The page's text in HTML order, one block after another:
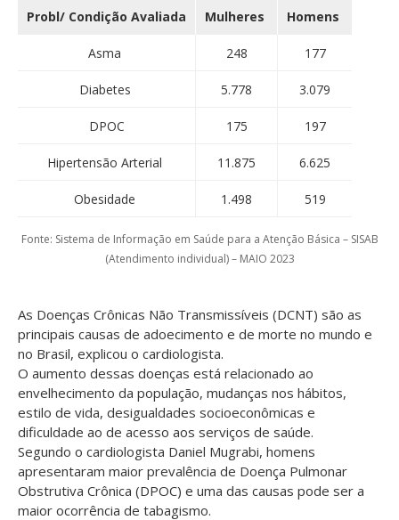
Probl/ Condição Avaliada Mulheres Homens
Asma 248 177
Diabetes 5.778 3.079
DPOC 175 197
Hipertensão Arterial 11.875 6.625
Obesidade 1.498 519
Fonte: Sistema de Informação em Saúde para a Atenção Básica – SISAB
(Atendimento individual) – MAIO 2023
As Doenças Crônicas Não Transmissíveis (DCNT) são as
principais causas de adoecimento e de morte no mundo e
no Brasil, explicou o cardiologista.
O aumento dessas doenças está relacionado ao
envelhecimento da população, mudanças nos hábitos,
estilo de vida, desigualdades socioeconômicas e
dificuldade ao de acesso aos serviços de saúde.
Segundo o cardiologista Daniel Mugrabi, homens
apresentaram maior prevalência de Doença Pulmonar
Obstrutiva Crônica (DPOC) e uma das causas pode ser a
maior ocorrência de tabagismo.